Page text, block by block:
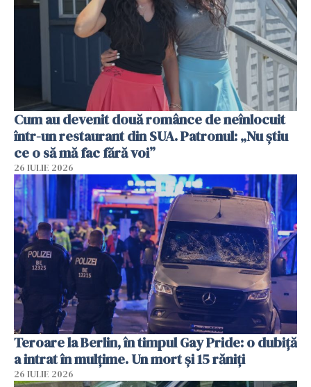
Cum au devenit două românce de neînlocuit
într-un restaurant din SUA. Patronul: „Nu știu
ce o să mă fac fără voi”
26 IULIE 2026
Teroare la Berlin, în timpul Gay Pride: o dubiță
a intrat în mulțime. Un mort și 15 răniți
26 IULIE 2026